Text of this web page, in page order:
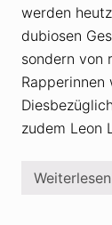
werden
dubiosen
sondern von
zudem Leon
V
Weiterlesen